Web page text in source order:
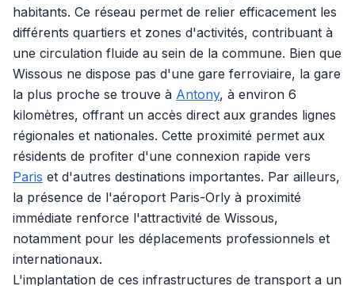
habitants. Ce réseau permet de relier efficacement les
différents quartiers et zones d'activités, contribuant à
une circulation fluide au sein de la commune. Bien que
Wissous ne dispose pas d'une gare ferroviaire, la gare
la plus proche se trouve à Antony, à environ 6
kilomètres, offrant un accès direct aux grandes lignes
régionales et nationales. Cette proximité permet aux
résidents de profiter d'une connexion rapide vers
Paris et d'autres destinations importantes. Par ailleurs,
la présence de l'aéroport Paris-Orly à proximité
immédiate renforce l'attractivité de Wissous,
notamment pour les déplacements professionnels et
internationaux.
L'implantation de ces infrastructures de transport a un